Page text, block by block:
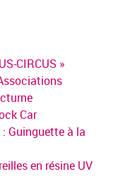
CIRCUS »
Car
Guinguette à la
en résine UV